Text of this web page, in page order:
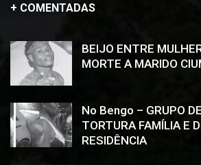
+ COMENTADAS
BEIJO ENTRE
MORTE A MARIDO
No Bengo – GRUPO
TORTURA FAMÍLIA E
RESIDÊNCIA